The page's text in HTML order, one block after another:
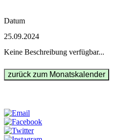
Datum
25.09.2024
Keine Beschreibung verfügbar...